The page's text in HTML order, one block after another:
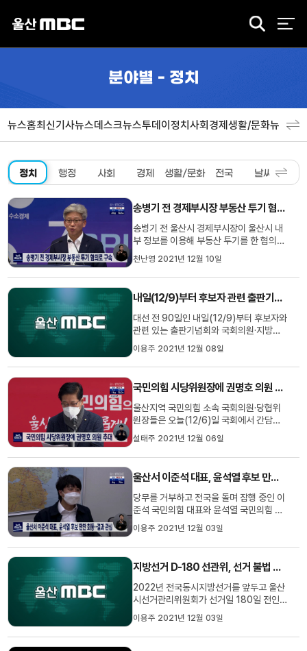
검
분야별 - 정치
뉴스홈최신기사뉴스데스크뉴스투데이정치사회경제생활/문화뉴스특
정치 행정 사회 경제 생활/문화 전국 날씨
송병기 전 경제부시장 부동산 투기 혐의로 구속
송병기 전 울산시 경제부시장이 울산시 내
부 정보를 이용해 부동산 투기를 한 혐의로
구속됐습니다. 울산지방법원 윤원묵 판사
는 사건의 주요 증인들이 송 전 부시장의 친
인척과 지인 등 가까운 사람들이고 그 동안
수사와 재판과정에서 이들을 회유하는 등
증거인멸의 염려가 있다...
천난영 2021년 12월 10일
내일(12/9)부터 후보자 관련 출판기념회&middot;의정보고회 금지
대선 전 90일인 내일(12/9)부터 후보자와
관련 있는 출판기념회와 국회의원·지방의
원의 의정활동보고회 개최가 금지됩니다.
또 후보자의 광고 출연은 물론 정당이나 후
보자 명의를 나타내는 서적 등의 광고도 제
화방식의 전화나 인터넷 홈페이지, 문자메
시지 등을 이용한 의정활...
이용주 2021년 12월 08일
국민의힘 시당위원장에 권명호 의원 추대
울산지역 국민의힘 소속 국회의원·당협위
원장들은 오늘(12/6)일 국회에서 간담회
를 갖고 박성민 의원의 당 조직부총장 발탁
으로 공석이된 울산시당위원장에 권명호
의원을 추대했습니다. 권 의원은 “대선이
히 하겠다"고 밝혔으며, 모레(내일) 시당운
영위에서 공식 선출될 예정입...
설태주 2021년 12월 06일
울산서 이준석 대표, 윤석열 후보 만찬 회동..결과 관심
당무를 거부하고 전국을 돌며 잠행 중인 이
준석 국민의힘 대표와 윤석열 국민의힘 후
보가 오늘(12/3) 울산 울주군의 한 식당에
서 만찬 회동을 가지고 있어 그 결과에 관심
이 쏠리고 있습니다. 앞서 이준석 대표는 오
서범수 당 대표 비서실장을 만나 선대위 구
성을 둘러싼 갈등 상황...
이용주 2021년 12월 03일
지방선거 D-180 선관위, 선거 불법 행위 단속
2022년 전국동시지방선거를 앞두고 울산
시선거관리위원회가 선거일 180일 전인
오늘부터(12/3) 선거 불법 행위 집중 감독
에 나섭니다. 공직선거법에 따라 지방선거
180일 전부터는 입후보예정자의 이름과
이용주 2021년 12월 03일